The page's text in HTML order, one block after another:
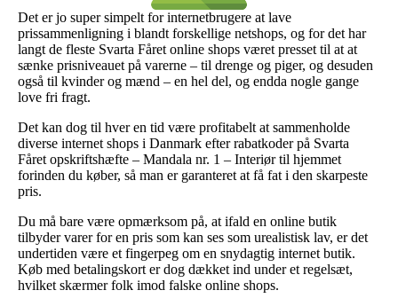
Det er jo super simpelt for internetbrugere at lave
prissammenligning i blandt forskellige netshops, og for det har
langt de fleste Svarta Fåret online shops været presset til at at
sænke prisniveauet på varerne – til drenge og piger, og desuden
også til kvinder og mænd – en hel del, og endda nogle gange
love fri fragt.
Det kan dog til hver en tid være profitabelt at sammenholde
diverse internet shops i Danmark efter rabatkoder på Svarta
Fåret opskriftshæfte – Mandala nr. 1 – Interiør til hjemmet
forinden du køber, så man er garanteret at få fat i den skarpeste
pris.
Du må bare være opmærksom på, at ifald en online butik
tilbyder varer for en pris som kan ses som urealistisk lav, er det
undertiden være et fingerpeg om en snydagtig internet butik.
Køb med betalingskort er dog dækket ind under et regelsæt,
hvilket skærmer folk imod falske online shops.